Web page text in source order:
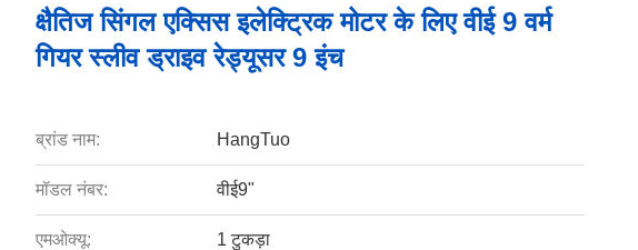
क्षैतिज सिंगल एक्सिस इलेक्ट्रिक मोटर के लिए वीई 9 वर्म
गियर स्लीव ड्राइव रेड्यूसर 9 इंच
ब्रांड नाम: HangTuo
मॉडल नंबर: वीई9"
एमओक्यू: 1 टुकड़ा